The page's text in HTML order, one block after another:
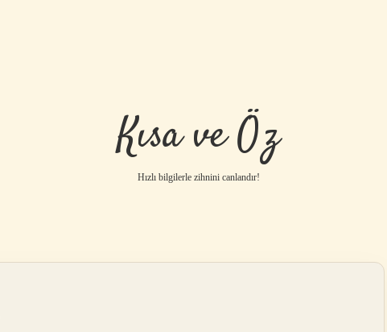
Kısa ve Öz
Hızlı bilgilerle zihnini canlandır!